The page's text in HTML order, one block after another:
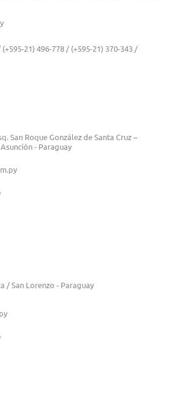
21) 496-778 / (+595-21) 370-343 /
San Roque González de Santa Cruz –
- Paraguay
/ San Lorenzo - Paraguay